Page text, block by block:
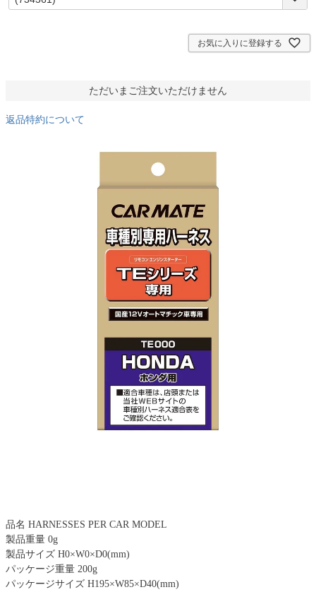
必
お気に入りに登録する
ただいまご注文いただけません
返品特約について
品名 HARNESSES PER CAR MODEL
製品重量 0g
製品サイズ H0×W0×D0(mm)
パッケージ重量 200g
パッケージサイズ H195×W85×D40(mm)